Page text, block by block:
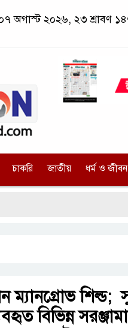
অগাস্ট ২০২৬, ২৩ শ্রাবণ
চাকরি জাতীয় ধর্ম ও জীবন
ম্যানগ্রোভ শিল্ড;
বিভিন্ন